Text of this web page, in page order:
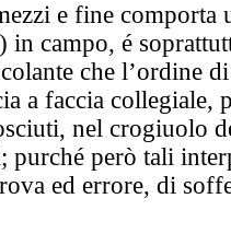
e fine comporta
campo, é
che l’ordine
a faccia collegiale,
nel crogiuolo
purché però tali
ed errore, di